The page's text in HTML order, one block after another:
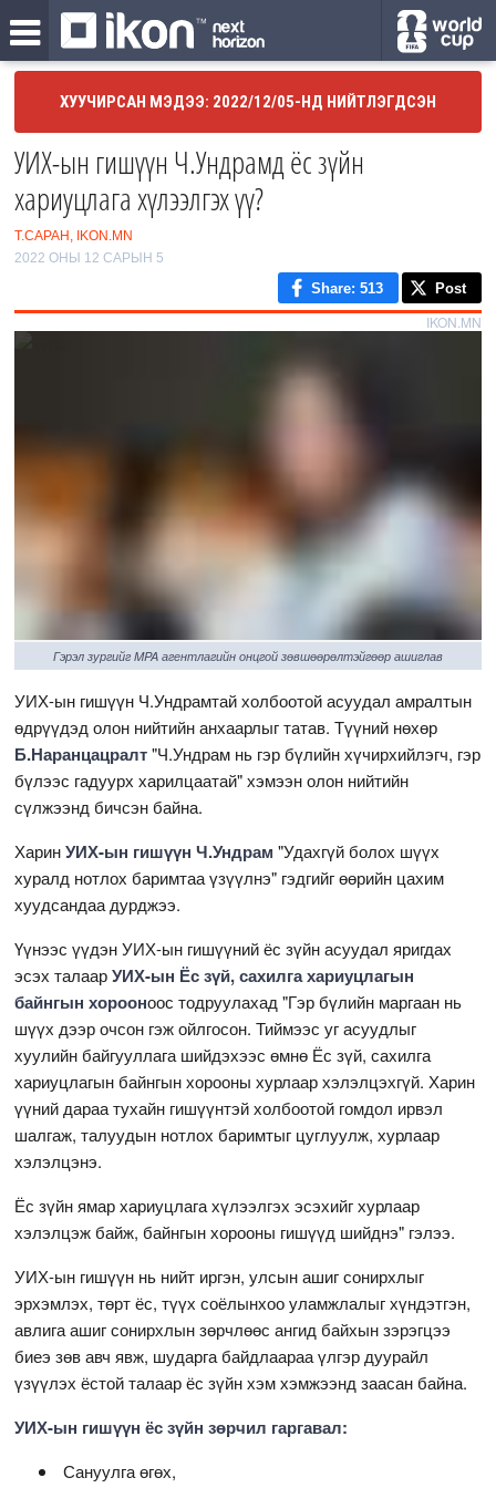
ХУУЧИРСАН МЭДЭЭ: 2022/12/05-НД НИЙТЛЭГДСЭН
УИХ-ын гишүүн Ч.Ундрамд ёс зүйн
хариуцлага хүлээлгэх үү?
Т.САРАН, IKON.MN
2022 ОНЫ 12 САРЫН 5
Share: 513 Post
IKON.MN
Гэрэл зургийг MPA агентлагийн онцгой зөвшөөрөлтэйгөөр ашиглав
УИХ-ын гишүүн Ч.Ундрамтай холбоотой асуудал амралтын
өдрүүдэд олон нийтийн анхаарлыг татав. Түүний нөхөр
Б.Наранцацралт"Ч.Ундрам нь гэр бүлийн хүчирхийлэгч, гэр
бүлээс гадуурх харилцаатай" хэмээн олон нийтийн
сүлжээнд бичсэн байна.
ХаринУИХ-ын гишүүн Ч.Ундрам"Удахгүй болох шүүх
хуралд нотлох баримтаа үзүүлнэ" гэдгийг өөрийн цахим
хуудсандаа дурджээ.
Үүнээс үүдэн УИХ-ын гишүүний ёс зүйн асуудал яригдах
эсэх талаарУИХ-ын Ёс зүй, сахилга хариуцлагын
байнгын хорооноос тодруулахад "Гэр бүлийн маргаан нь
шүүх дээр очсон гэж ойлгосон. Тиймээс уг асуудлыг
хуулийн байгууллага шийдэхээс өмнө Ёс зүй, сахилга
хариуцлагын байнгын хорооны хурлаар хэлэлцэхгүй. Харин
үүний дараа тухайн гишүүнтэй холбоотой гомдол ирвэл
шалгаж, талуудын нотлох баримтыг цуглуулж, хурлаар
хэлэлцэнэ.
Ёс зүйн ямар хариуцлага хүлээлгэх эсэхийг хурлаар
хэлэлцэж байж, байнгын хорооны гишүүд шийднэ" гэлээ.
УИХ-ын гишүүн нь нийт иргэн, улсын ашиг сонирхлыг
эрхэмлэх, төрт ёс, түүх соёлынхоо уламжлалыг хүндэтгэн,
авлига ашиг сонирхлын зөрчлөөс ангид байхын зэрэгцээ
биеэ зөв авч явж, шударга байдлаараа үлгэр дуурайл
үзүүлэх ёстой талаар ёс зүйн хэм хэмжээнд заасан байна.
УИХ-ын гишүүн ёс зүйн зөрчил гаргавал:
Сануулга өгөх,